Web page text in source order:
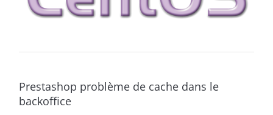
Prestashop problème de cache dans le
backoffice